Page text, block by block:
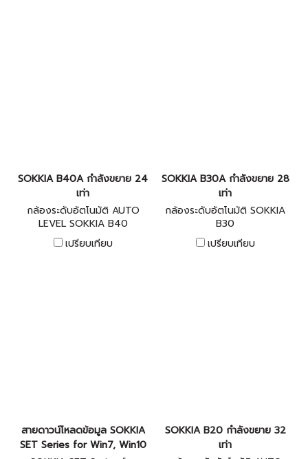
SOKKIA B40A กำลังขยาย 24
เท่า
กล้องระดับอัตโนมัติ AUTO
LEVEL SOKKIA B40
เปรียบเทียบ
SOKKIA B30A กำลังขยาย 28
เท่า
กล้องระดับอัตโนมัติ SOKKIA
B30
เปรียบเทียบ
สายดาวน์โหลดข้อมูล SOKKIA
SET Series for Win7, Win10
SOKKIA B20 กำลังขยาย 32
เท่า